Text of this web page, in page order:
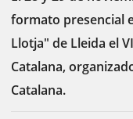
formato presencial
Llotja" de Lleida el
Catalana,
Catalana.